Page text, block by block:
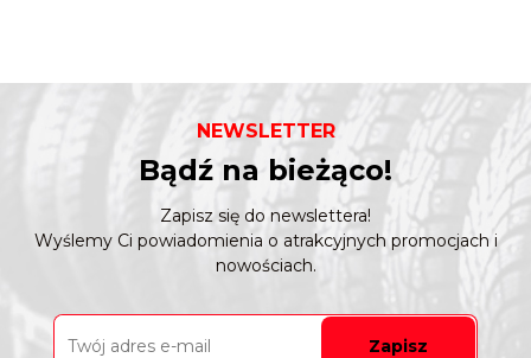
NEWSLETTER
Bądź na bieżąco!
Zapisz się do newslettera!
Wyślemy Ci powiadomienia o atrakcyjnych promocjach i
nowościach.
Zapisz